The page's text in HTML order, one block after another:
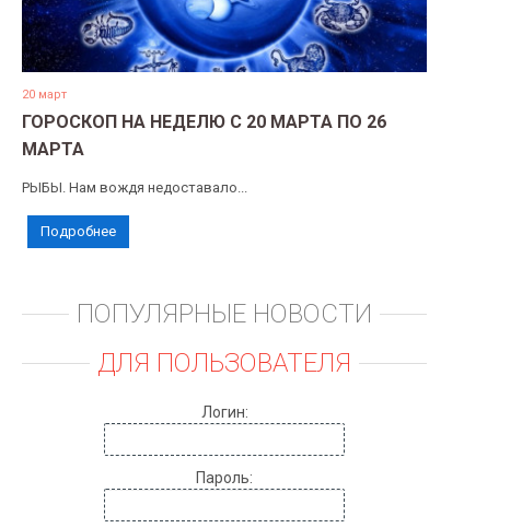
20 март
ГОРОСКОП НА НЕДЕЛЮ С 20 МАРТА ПО 26
МАРТА
РЫБЫ. Нам вождя недоставало...
Подробнее
ПОПУЛЯРНЫЕ НОВОСТИ
ДЛЯ ПОЛЬЗОВАТЕЛЯ
Логин:
Пароль: